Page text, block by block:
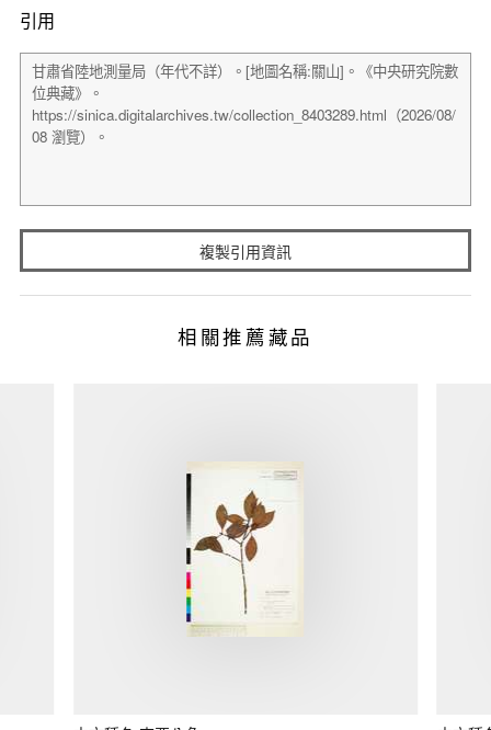
引用
複製引用資訊
相關推薦藏品